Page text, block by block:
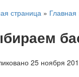
страница » Главная
25 ноября